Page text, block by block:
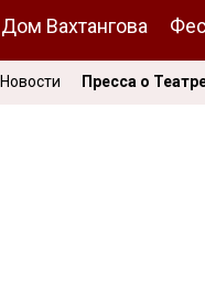
Дом Вахтангова
Новости Пресса о